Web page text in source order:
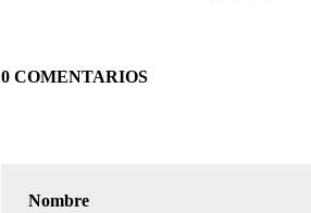
0 COMENTARIOS
Nombre